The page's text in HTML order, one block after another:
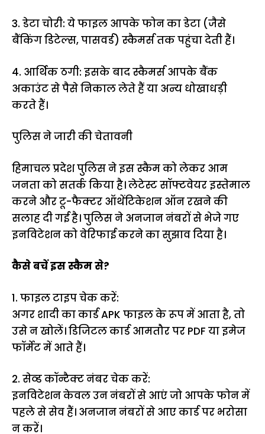
3. डेटा चोरी: ये फाइल आपके फोन का डेटा (जैसे
बैंकिंग डिटेल्स, पासवर्ड) स्कैमर्स तक पहुंचा देती हैं।
4. आर्थिक ठगी: इसके बाद स्कैमर्स आपके बैंक
अकाउंट से पैसे निकाल लेते हैं या अन्य धोखाधड़ी
करते हैं।
पुलिस ने जारी की चेतावनी
हिमाचल प्रदेश पुलिस ने इस स्कैम को लेकर आम
जनता को सतर्क किया है। लेटेस्ट सॉफ्टवेयर इस्तेमाल
करने और टू-फैक्टर ऑथेंटिकेशन ऑन रखने की
सलाह दी गई है। पुलिस ने अनजान नंबरों से भेजे गए
इनविटेशन को वेरिफाई करने का सुझाव दिया है।
कैसे बचें इस स्कैम से?
1. फाइल टाइप चेक करें:
अगर शादी का कार्ड APK फाइल के रूप में आता है, तो
उसे न खोलें। डिजिटल कार्ड आमतौर पर PDF या इमेज
फॉर्मेट में आते हैं।
2. सेव्ड कॉन्टैक्ट नंबर चेक करें:
इनविटेशन केवल उन नंबरों से आएं जो आपके फोन में
पहले से सेव हैं। अनजान नंबरों से आए कार्ड पर भरोसा
न करें।